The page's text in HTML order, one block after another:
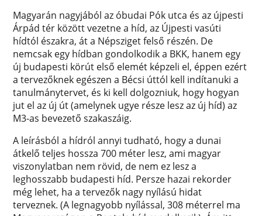
Magyarán nagyjából az óbudai Pók utca és az újpesti
Árpád tér között vezetne a híd, az Újpesti vasúti
hídtól északra, át a Népsziget felső részén. De
nemcsak egy hídban gondolkodik a BKK, hanem egy
új budapesti körút első elemét képzeli el, éppen ezért
a tervezőknek egészen a Bécsi úttól kell indítanuki a
tanulmánytervet, és ki kell dolgozniuk, hogy hogyan
jut el az új út (amelynek ugye része lesz az új híd) az
M3-as bevezető szakaszáig.
A leírásból a hídról annyi tudható, hogy a dunai
átkelő teljes hossza 700 méter lesz, ami magyar
viszonylatban nem rövid, de nem ez lesz a
leghosszabb budapesti híd. Persze hazai rekorder
még lehet, ha a tervezők nagy nyílású hidat
terveznek. (A legnagyobb nyílással, 308 méterrel ma